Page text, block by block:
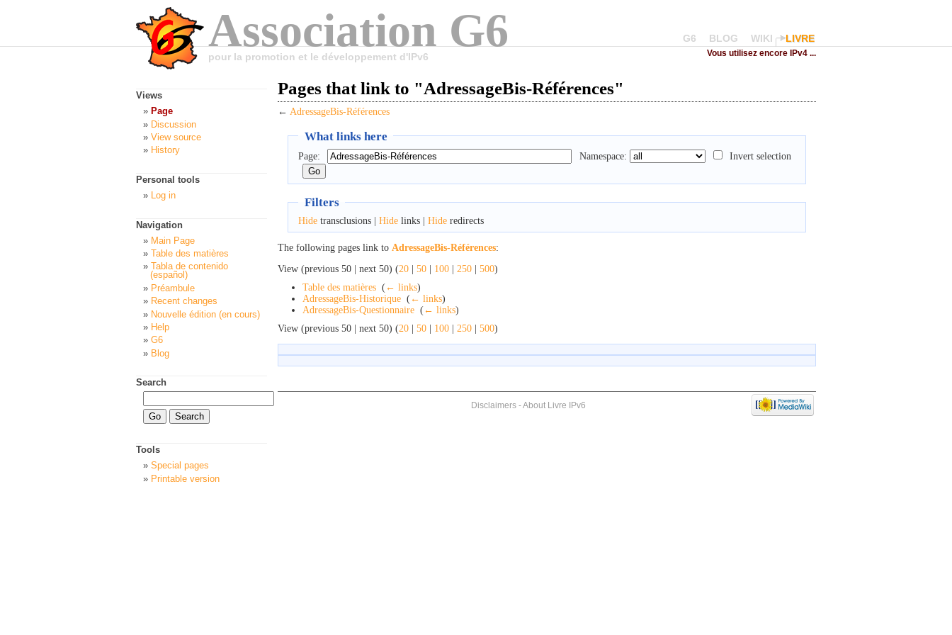
Association G6
pour la promotion et le développement d'IPv6
G6 BLOG WIKI LIVRE
Vous utilisez encore IPv4 ...
Pages that link to "AdressageBis-Références"
← AdressageBis-Références
What links here
Page: Namespace: Invert selection
Filters
Hidetransclusions | Hidelinks | Hideredirects
The following pages link to AdressageBis-Références:
View (previous 50 | next 50) (20 | 50 | 100 | 250 | 500)
Table des matières ( ← links)
AdressageBis-Historique ( ← links)
AdressageBis-Questionnaire ( ← links)
View (previous 50 | next 50) (20 | 50 | 100 | 250 | 500)
Views
Page
Discussion
View source
History
Personal tools
Log in
Navigation
Main Page
Table des matières
Tabla de contenido
(español)
Préambule
Recent changes
Nouvelle édition (en cours)
Help
G6
Blog
Search
Tools
Special pages
Printable version
Disclaimers-About Livre IPv6